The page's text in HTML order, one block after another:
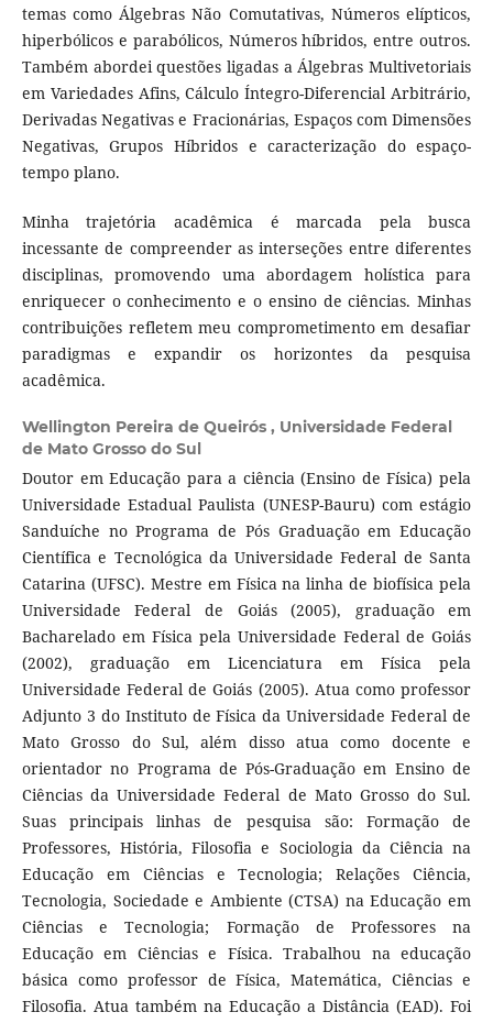
temas como Álgebras Não Comutativas, Números elípticos,
hiperbólicos e parabólicos, Números híbridos, entre outros.
Também abordei questões ligadas a Álgebras Multivetoriais
em Variedades Afins, Cálculo Íntegro-Diferencial Arbitrário,
Derivadas Negativas e Fracionárias, Espaços com Dimensões
Negativas, Grupos Híbridos e caracterização do espaço-
tempo plano.
Minha trajetória acadêmica é marcada pela busca
incessante de compreender as interseções entre diferentes
disciplinas, promovendo uma abordagem holística para
enriquecer o conhecimento e o ensino de ciências. Minhas
contribuições refletem meu comprometimento em desafiar
paradigmas e expandir os horizontes da pesquisa
acadêmica.
Wellington Pereira de Queirós , Universidade Federal
de Mato Grosso do Sul
Doutor em Educação para a ciência (Ensino de Física) pela
Universidade Estadual Paulista (UNESP-Bauru) com estágio
Sanduíche no Programa de Pós Graduação em Educação
Científica e Tecnológica da Universidade Federal de Santa
Catarina (UFSC). Mestre em Física na linha de biofísica pela
Universidade Federal de Goiás (2005), graduação em
Bacharelado em Física pela Universidade Federal de Goiás
(2002), graduação em Licenciatura em Física pela
Universidade Federal de Goiás (2005). Atua como professor
Adjunto 3 do Instituto de Física da Universidade Federal de
Mato Grosso do Sul, além disso atua como docente e
orientador no Programa de Pós-Graduação em Ensino de
Ciências da Universidade Federal de Mato Grosso do Sul.
Suas principais linhas de pesquisa são: Formação de
Professores, História, Filosofia e Sociologia da Ciência na
Educação em Ciências e Tecnologia; Relações Ciência,
Tecnologia, Sociedade e Ambiente (CTSA) na Educação em
Ciências e Tecnologia; Formação de Professores na
Educação em Ciências e Física. Trabalhou na educação
básica como professor de Física, Matemática, Ciências e
Filosofia. Atua também na Educação a Distância (EAD). Foi